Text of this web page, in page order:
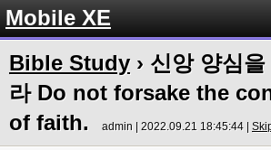
Mobile XE
Bible Study› 신앙 양심
라 Do not forsake the
of faith.
admin | 2022.09.21 18:45:44 |